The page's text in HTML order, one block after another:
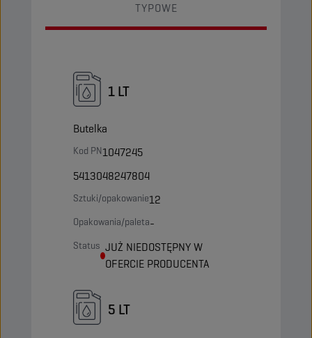
TYPOWE
1 LT
Butelka
Kod PN1047245
5413048247804
Sztuki/opakowanie12
Opakowania/paleta-
Status JUŻ NIEDOSTĘPNY W
OFERCIE PRODUCENTA
5 LT